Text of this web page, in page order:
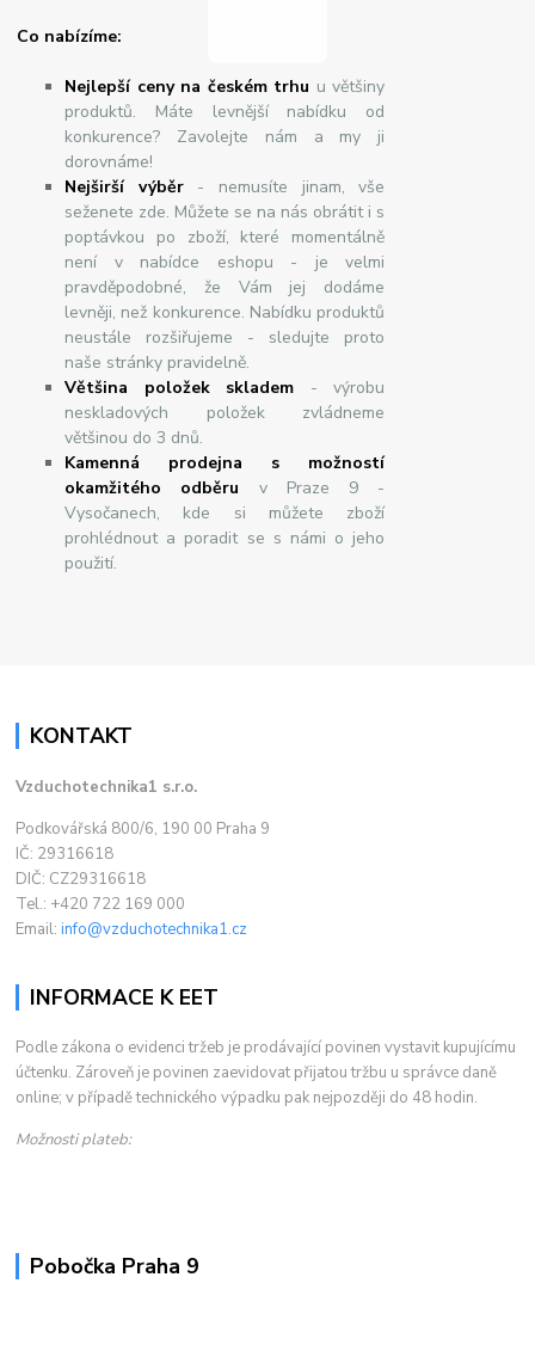
Co nabízíme:
Nejlepší ceny na českém trhu u většiny
produktů. Máte levnější nabídku od
konkurence? Zavolejte nám a my ji
dorovnáme!
Nejširšívýběr- nemusíte jinam, vše
seženete zde. Můžete se na nás obrátit i s
poptávkou po zboží, které momentálně
není v nabídce eshopu - je velmi
pravděpodobné, že Vám jej dodáme
levněji, než konkurence. Nabídku produktů
neustále rozšiřujeme - sledujte proto
naše stránky pravidelně.
Většina položek skladem - výrobu
neskladových položek zvládneme
většinou do 3 dnů.
Kamenná prodejna s možností
okamžitého odběru v Praze 9 -
Vysočanech, kde si můžete zboží
prohlédnout a poradit se s námi o jeho
použití.
KONTAKT
Vzduchotechnika1 s.r.o.
Podkovářská 800/6, 190 00 Praha 9
IČ: 29316618
DIČ: CZ29316618
Tel.: +420 722 169 000
Email:info@vzduchotechnika1.cz
INFORMACE K EET
Podle zákona o evidenci tržeb je prodávající povinen vystavit kupujícímu
účtenku. Zároveň je povinen zaevidovat přijatou tržbu u správce daně
online; v případě technického výpadku pak nejpozději do 48 hodin.
Možnosti plateb:
Pobočka Praha 9